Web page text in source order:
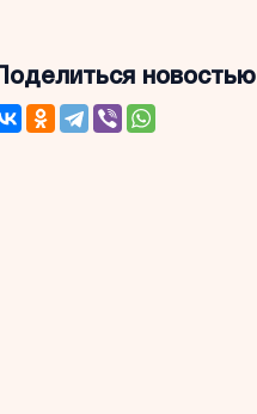
Поделиться новостью